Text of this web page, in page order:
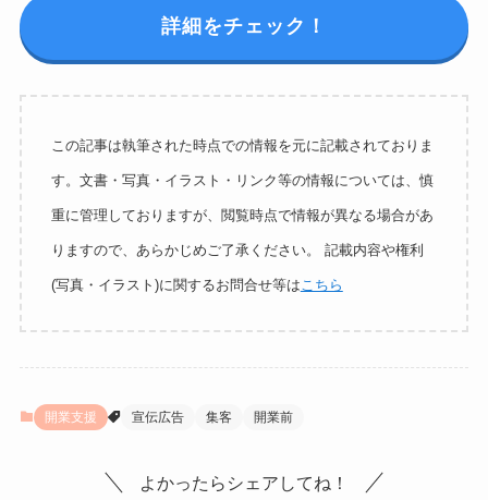
詳細をチェック！
この記事は執筆された時点での情報を元に記載されておりま
す。文書・写真・イラスト・リンク等の情報については、慎
重に管理しておりますが、閲覧時点で情報が異なる場合があ
りますので、あらかじめご了承ください。 記載内容や権利
(写真・イラスト)に関するお問合せ等はこちら
開業支援 宣伝広告 集客 開業前
よかったらシェアしてね！